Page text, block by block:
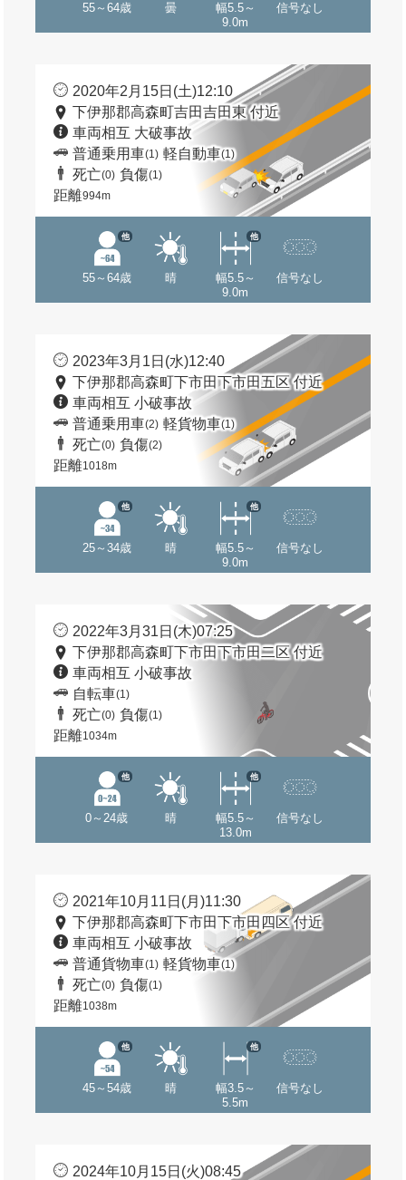
55～64歳 曇
幅5.5～
9.0m
信号なし
2020年2月15日(土)12:10
下伊那郡高森町吉田吉田東 付近
車両相互 大破事故
普通乗用車(1) 軽自動車(1)
死亡(0) 負傷(1)
距離994m
55～64歳
他
晴
幅5.5～
9.0m
他
信号なし
2023年3月1日(水)12:40
下伊那郡高森町下市田下市田五区 付近
車両相互 小破事故
普通乗用車(2) 軽貨物車(1)
死亡(0) 負傷(2)
距離1018m
25～34歳
他
晴
幅5.5～
9.0m
他
信号なし
2022年3月31日(木)07:25
下伊那郡高森町下市田下市田二区 付近
車両相互 小破事故
自転車(1)
死亡(0) 負傷(1)
距離1034m
0～24歳
他
晴
幅5.5～
13.0m
他
信号なし
2021年10月11日(月)11:30
下伊那郡高森町下市田下市田四区 付近
車両相互 小破事故
普通貨物車(1) 軽貨物車(1)
死亡(0) 負傷(1)
距離1038m
45～54歳
他
晴
幅3.5～
5.5m
他
信号なし
2024年10月15日(火)08:45